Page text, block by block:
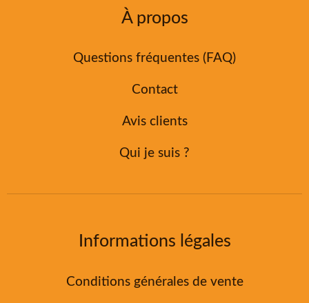
À propos
Questions fréquentes (FAQ)
Contact
Avis clients
Qui je suis ?
Informations légales
Conditions générales de vente